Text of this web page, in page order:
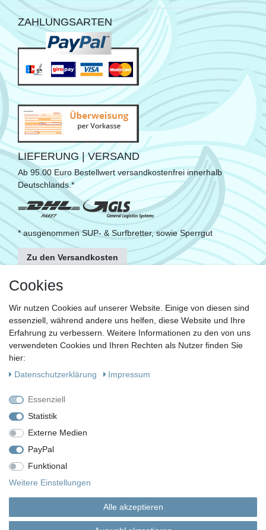
ZAHLUNGSARTEN
LIEFERUNG | VERSAND
Ab 95.00 Euro Bestellwert versandkostenfrei innerhalb
Deutschlands.*
* ausgenommen SUP- & Surfbretter, sowie Sperrgut
Zu den Versandkosten
FOLGE UNS
KONTAKT
Fragen?
Ruf uns an, mein Team und ich helfen Dir gerne.
oder
Schreib uns eine E-Mail
Impressum
Widerrufs­recht Vertrag widerrufen
Cookies
Wir nutzen Cookies auf unserer Website. Einige von diesen sind
essenziell, während andere uns helfen, diese Website und Ihre
Erfahrung zu verbessern. Weitere Informationen zu den von uns
verwendeten Cookies und Ihren Rechten als Nutzer finden Sie
hier:
Daten­schutz­erklärung
Impressum
Essenziell
Statistik
Externe Medien
PayPal
Funktional
Weitere Einstellungen
Alle akzeptieren